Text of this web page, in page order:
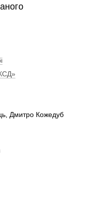
Дмитро Кожедуб